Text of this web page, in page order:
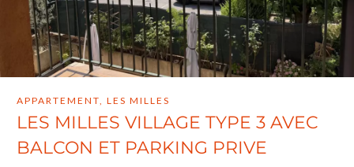
APPARTEMENT, LES MILLES
LES MILLES VILLAGE TYPE 3 AVEC
BALCON ET PARKING PRIVE